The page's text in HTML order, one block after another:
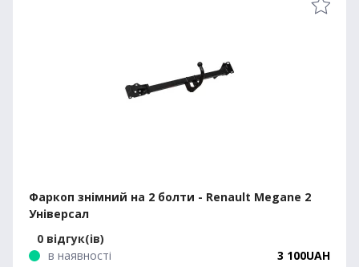
Фаркоп знімний на 2 болти - Renault Megane 2
Універсал
0 відгук(ів)
в наявності
3 100UAH